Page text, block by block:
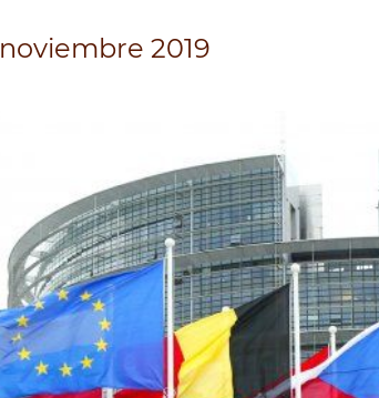
noviembre 2019